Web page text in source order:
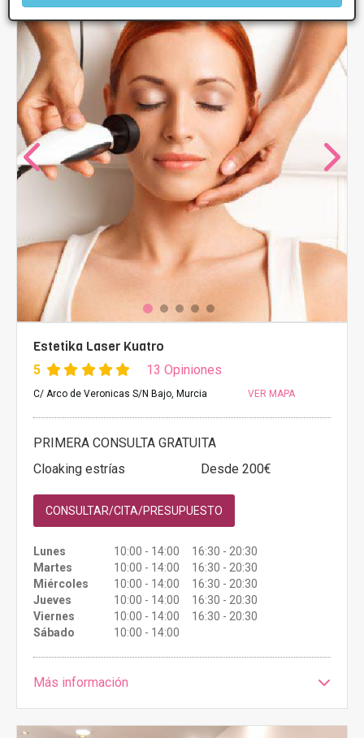
Estetika Laser Kuatro
5 13 Opiniones
C/ Arco de Veronicas S/N Bajo, Murcia VER MAPA
PRIMERA CONSULTA GRATUITA
Cloaking estrías
Desde 200€
CONSULTAR/CITA/PRESUPUESTO
Lunes
10:00 - 14:00 16:30 - 20:30
Martes
10:00 - 14:00 16:30 - 20:30
Miércoles
10:00 - 14:00 16:30 - 20:30
Jueves
10:00 - 14:00 16:30 - 20:30
Viernes
10:00 - 14:00 16:30 - 20:30
Sábado
10:00 - 14:00
Más información